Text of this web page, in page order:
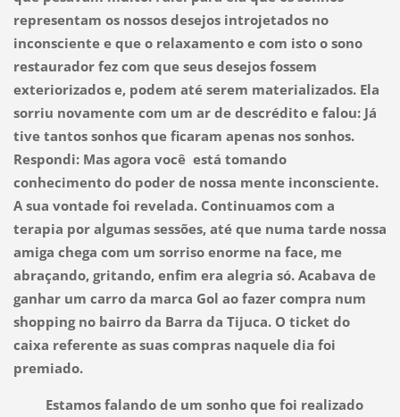
representam os nossos desejos introjetados no
inconsciente e que o relaxamento e com isto o sono
restaurador fez com que seus desejos fossem
exteriorizados e, podem até serem materializados. Ela
sorriu novamente com um ar de descrédito e falou: Já
tive tantos sonhos que ficaram apenas nos sonhos.
Respondi: Mas agora você está tomando
conhecimento do poder de nossa mente inconsciente.
A sua vontade foi revelada. Continuamos com a
terapia por algumas sessões, até que numa tarde nossa
amiga chega com um sorriso enorme na face, me
abraçando, gritando, enfim era alegria só. Acabava de
ganhar um carro da marca Gol ao fazer compra num
shopping no bairro da Barra da Tijuca. O ticket do
caixa referente as suas compras naquele dia foi
premiado.
Estamos falando de um sonho que foi realizado